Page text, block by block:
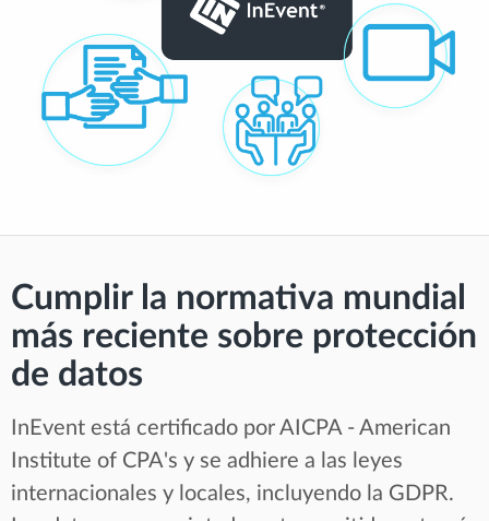
Cumplir la normativa mundial
más reciente sobre protección
de datos
InEvent está certificado por AICPA - American
Institute of CPA's y se adhiere a las leyes
internacionales y locales, incluyendo la GDPR.